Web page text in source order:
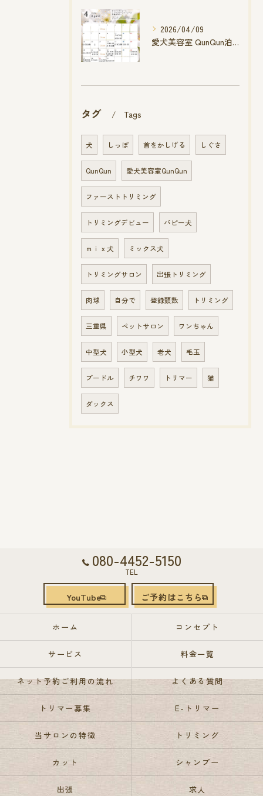
2026/04/09
愛犬美容室 QunQun泊店 4月空き状況です
タグ Tags
犬 しっぽ 首をかしげる しぐさ
QunQun 愛犬美容室QunQun
ファーストトリミング
トリミングデビュー パピー犬
ｍｉｘ犬 ミックス犬
トリミングサロン 出張トリミング
肉球 自分で 登録頭数 トリミング
三重県 ペットサロン ワンちゃん
中型犬 小型犬 老犬 毛玉
プードル チワワ トリマー 猫
ダックス
080-4452-5150
TEL
YouTube ご予約はこちら
ホーム コンセプト
サービス 料金一覧
ネット予約ご利用の流れ よくある質問
トリマー募集 E-トリマー
当サロンの特徴 トリミング
カット シャンプー
出張 求人